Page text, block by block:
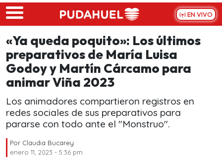
Skip to main content
EN VIVO
«Ya queda poquito»: Los últimos
preparativos de María Luisa
Godoy y Martín Cárcamo para
animar Viña 2023
Los animadores compartieron registros en
redes sociales de sus preparativos para
pararse con todo ante el "Monstruo".
Por Claudia Bucarey
enero 11, 2023 - 5:36 pm